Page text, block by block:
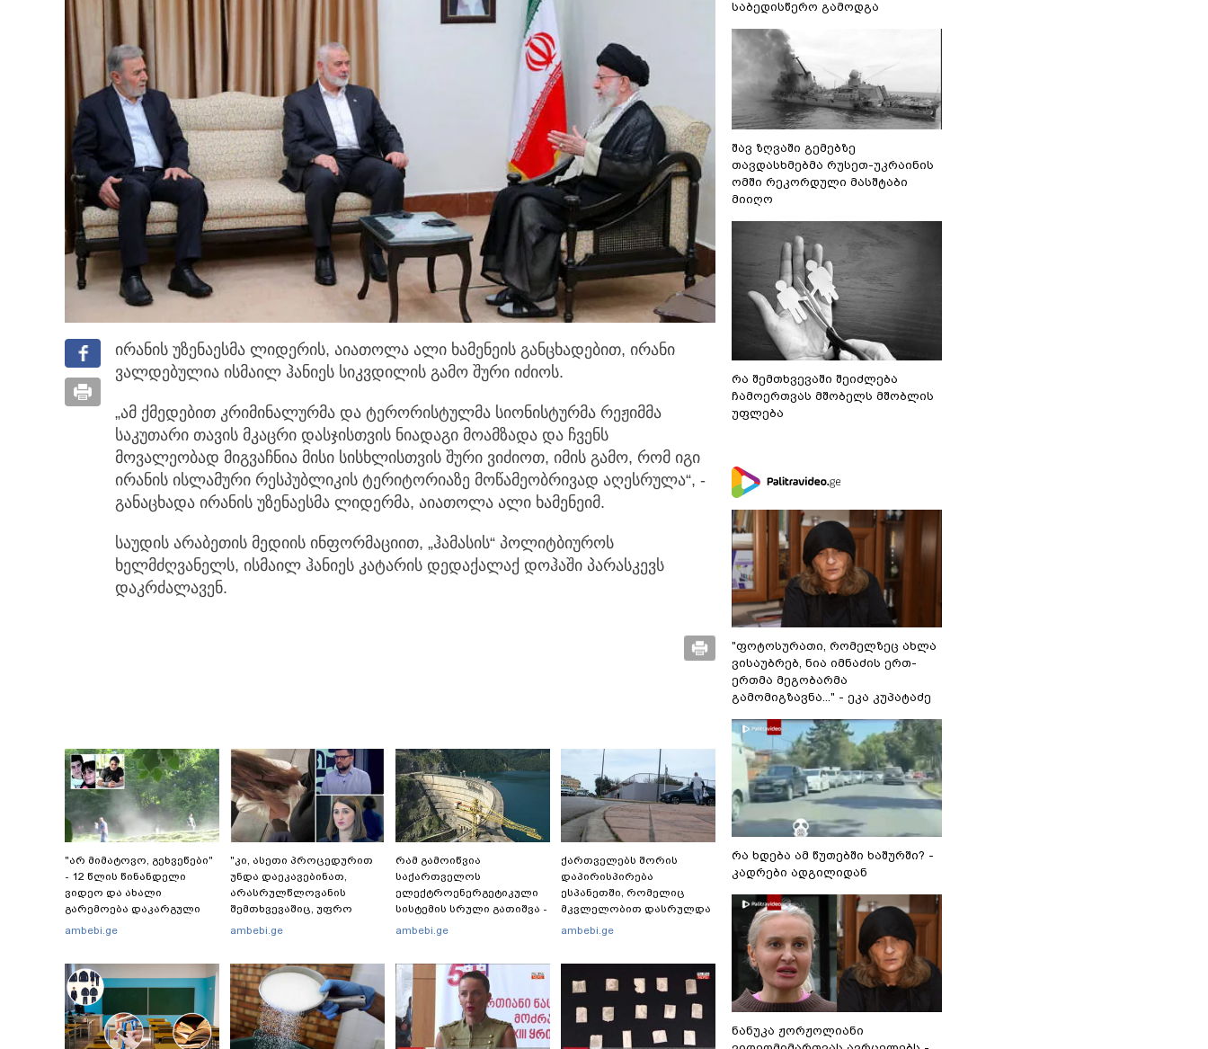
ირანის უზენაესმა ლიდერის, აიათოლა ალი ხამენეის განცხადებით, ირანი
ვალდებულია ისმაილ ჰანიეს სიკვდილის გამო შური იძიოს.
„ამ ქმედებით კრიმინალურმა და ტერორისტულმა სიონისტურმა რეჟიმმა
საკუთარი თავის მკაცრი დასჯისთვის ნიადაგი მოამზადა და ჩვენს
მოვალეობად მიგვაჩნია მისი სისხლისთვის შური ვიძიოთ, იმის გამო, რომ იგი
ირანის ისლამური რესპუბლიკის ტერიტორიაზე მოწამეობრივად აღესრულა“, -
განაცხადა ირანის უზენაესმა ლიდერმა, აიათოლა ალი ხამენეიმ.
საუდის არაბეთის მედიის ინფორმაციით, „ჰამასის“ პოლიტბიუროს
ხელმძღვანელს, ისმაილ ჰანიეს კატარის დედაქალაქ დოჰაში პარასკევს
დაკრძალავენ.
"არ მიმატოვო, გეხვეწები"
- 12 წლის წინანდელი
ვიდეო და ახალი
გარემოება დაკარგული
ბიჭის საქმეში: რას ამბობს
ambebi.ge
"კი, ასეთი პროცედურით
უნდა დაეკავებინათ,
არასრულწლოვანის
შემთხვევაშიც, უფრო
მსუბუქი ვარიანტი ძნელი
აღსრულდა განჩინება
ღამე" - იურისტები
ambebi.ge
რამ გამოიწვია
საქართველოს
ელექტროენერგეტიკული
სისტემის სრული გათიშვა -
რას ამბობს სემეკ-ის
ambebi.ge
ქართველებს შორის
დაპირისპირება
ესპანეთში, რომელიც
მკვლელობით დასრულდა
- რას წერს
რაინდის"
ambebi.ge
საბედისწერო გამოდგა
შავ ზღვაში გემებზე
თავდასხმებმა რუსეთ-უკრაინის
ომში რეკორდული მასშტაბი
მიიღო
რა შემთხვევაში შეიძლება
ჩამოერთვას მშობელს მშობლის
უფლება
"ფოტოსურათი, რომელზეც ახლა
ვისაუბრებ, ნია იმნაძის ერთ-
ერთმა მეგობარმა
გამომიგზავნა..." - ეკა კუპატაძე
რა ხდება ამ წუთებში ხაშურში? -
კადრები ადგილიდან
ნანუკა ჟორჟოლიანი